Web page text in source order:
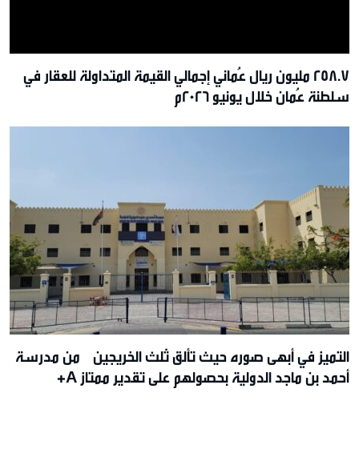
258.7 مليون ريال عُماني إجمالي القيمة المتداولة للعقار في
سلطنة عُمان خلال يونيو 2026م
التميز في أبهى صوره حيث تألق ثلث الخريجين من مدرسة
أحمد بن ماجد الدولية بحصولهم على تقدير ممتاز A+